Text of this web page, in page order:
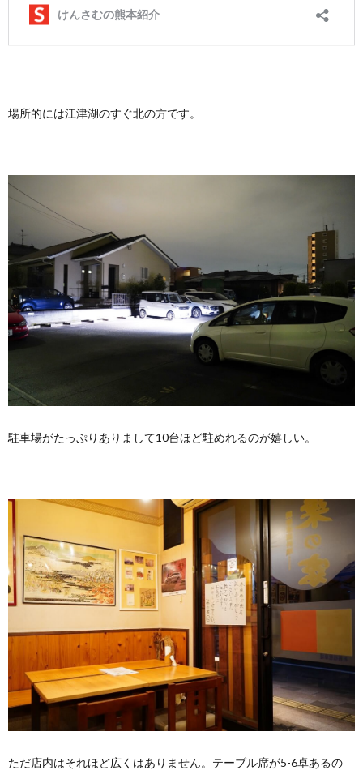
場所的には江津湖のすぐ北の方です。
駐車場がたっぷりありまして10台ほど駐めれるのが嬉しい。
ただ店内はそれほど広くはありません。テーブル席が5-6卓あるの